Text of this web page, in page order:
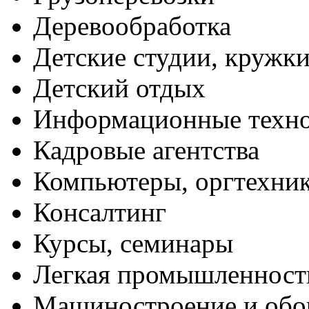
Деревообработка
Детские студии,
Детский отдых
Информационные
Кадровые агентства
Компьютеры,
Консалтинг
Курсы, семинары
Легкая